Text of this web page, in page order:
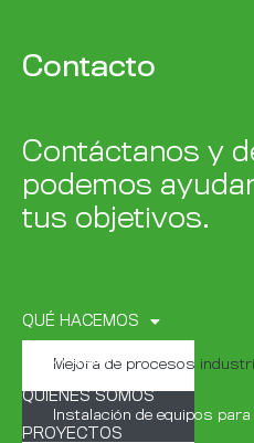
Contacto
Contáctanos y
podemos
tus objetivos.
QUÉ HACEMOS
Mejora de procesos
Instalación de equipos
PARA QUIÉN
QUIÉNES SOMOS
PROYECTOS